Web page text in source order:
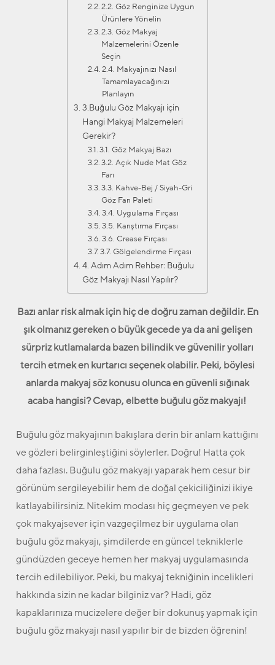
2.2. Göz Renginize Uygun
Ürünlere Yönelin
2.3. Göz Makyaj
Malzemelerini Özenle
Seçin
2.4. Makyajınızı Nasıl
Tamamlayacağınızı
Planlayın
3.Buğulu Göz Makyajı için
Hangi Makyaj Malzemeleri
Gerekir?
3.1. Göz Makyaj Bazı
3.2. Açık Nude Mat Göz
Farı
3.3. Kahve-Bej / Siyah-Gri
Göz Farı Paleti
3.4. Uygulama Fırçası
3.5. Karıştırma Fırçası
3.6. Crease Fırçası
3.7. Gölgelendirme Fırçası
4. Adım Adım Rehber: Buğulu
Göz Makyajı Nasıl Yapılır?
Bazı anlar risk almak için hiç de doğru zaman değildir. En
şık olmanız gereken o büyük gecede ya da ani gelişen
sürpriz kutlamalarda bazen bilindik ve güvenilir yolları
tercih etmek en kurtarıcı seçenek olabilir. Peki, böylesi
anlarda makyaj söz konusu olunca en güvenli sığınak
acaba hangisi? Cevap, elbette buğulu göz makyajı!
Buğulu göz makyajının bakışlara derin bir anlam kattığını
ve gözleri belirginleştiğini söylerler. Doğru! Hatta çok
daha fazlası. Buğulu göz makyajı yaparak hem cesur bir
görünüm sergileyebilir hem de doğal çekiciliğinizi ikiye
katlayabilirsiniz. Nitekim modası hiç geçmeyen ve pek
çok makyajsever için vazgeçilmez bir uygulama olan
buğulu göz makyajı, şimdilerde en güncel tekniklerle
gündüzden geceye hemen her makyaj uygulamasında
tercih edilebiliyor. Peki, bu makyaj tekniğinin incelikleri
hakkında sizin ne kadar bilginiz var? Hadi, göz
kapaklarınıza mucizelere değer bir dokunuş yapmak için
buğulu göz makyajı nasıl yapılır bir de bizden öğrenin!